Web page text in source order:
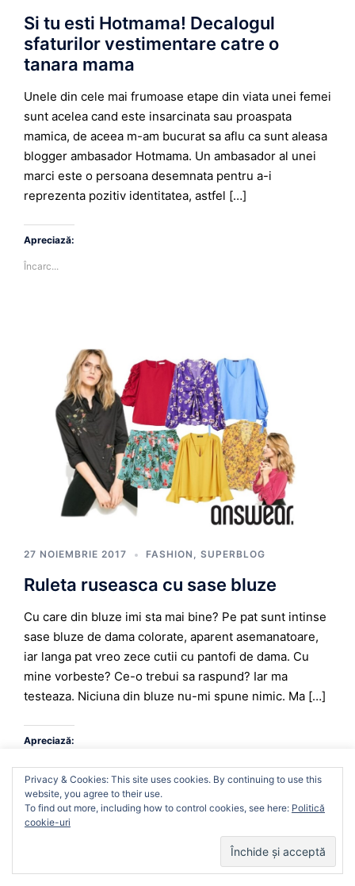
Si tu esti Hotmama! Decalogul
sfaturilor vestimentare catre o
tanara mama
Unele din cele mai frumoase etape din viata unei femei
sunt acelea cand este insarcinata sau proaspata
mamica, de aceea m-am bucurat sa aflu ca sunt aleasa
blogger ambasador Hotmama. Un ambasador al unei
marci este o persoana desemnata pentru a-i
reprezenta pozitiv identitatea, astfel […]
Apreciază:
Încarc...
27 NOIEMBRIE 2017 FASHION , SUPERBLOG
Ruleta ruseasca cu sase bluze
Cu care din bluze imi sta mai bine? Pe pat sunt intinse
sase bluze de dama colorate, aparent asemanatoare,
iar langa pat vreo zece cutii cu pantofi de dama. Cu
mine vorbeste? Ce-o trebui sa raspund? Iar ma
testeaza. Niciuna din bluze nu-mi spune nimic. Ma […]
Apreciază:
Încarc...
We use cookies on our website to give you the most
relevant experience by remembering your preferences
and repeat visits. By clicking “Accept”, you consent to the
use of ALL the cookies.
Privacy & Cookies: This site uses cookies. By continuing to use this
website, you agree to their use.
To find out more, including how to control cookies, see here: Politică
cookie-uri